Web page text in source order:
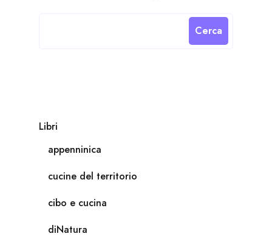
Cerca
Libri
appenninica
cucine del territorio
cibo e cucina
diNatura